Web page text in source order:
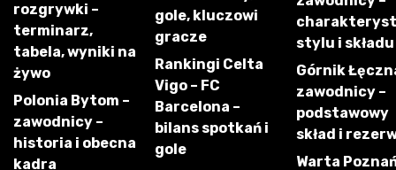
rozgrywki –
terminarz,
tabela, wyniki na
żywo
Polonia Bytom –
zawodnicy –
historia i obecna
kadra
gole, kluczowi
gracze
Rankingi Celta
Vigo – FC
Barcelona –
bilans spotkań i
gole
stylu i składu
Górnik
zawodnicy –
podstawowy
skład i
Warta